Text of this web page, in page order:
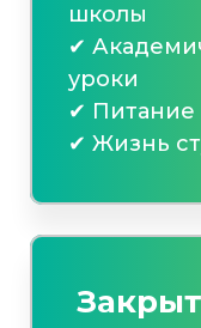
школы
✔
уроки
✔ Питание
✔ Жизнь